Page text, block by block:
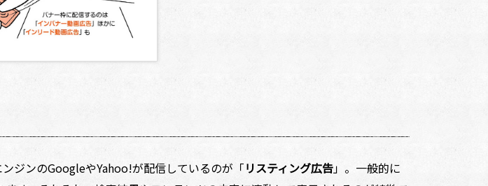
ジンのGoogleやYahoo!が配信しているのが「リスティング広告」。一般的に